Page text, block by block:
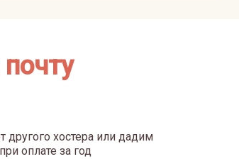
другого хостера или дадим
оплате за год